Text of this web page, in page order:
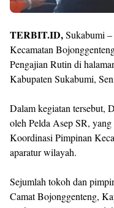
TERBIT.ID,Sukabumi
Kecamatan
Pengajian Rutin di
Kabupaten Sukabumi,
Dalam kegiatan tersebut,
oleh Pelda Asep SR,
Koordinasi Pimpinan
aparatur wilayah.
Sejumlah tokoh dan
Camat Bojonggenteng,